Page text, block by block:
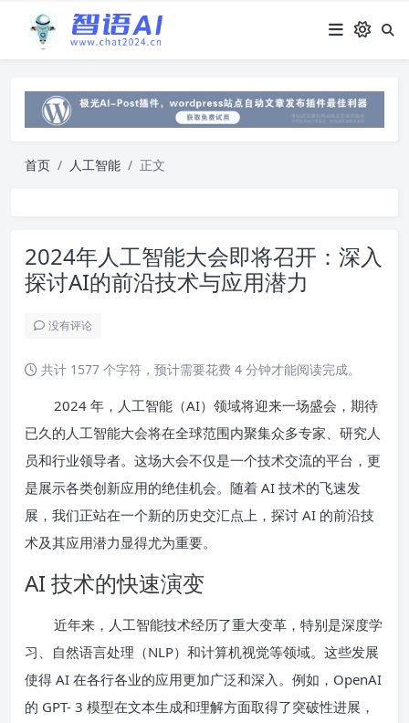
首页 人工智能 正文
2024年人工智能大会即将召开：深入
探讨AI的前沿技术与应用潜力
没有评论
共计 1577 个字符，预计需要花费 4 分钟才能阅读完成。
2024 年，人工智能（AI）领域将迎来一场盛会，期待
已久的人工智能大会将在全球范围内聚集众多专家、研究人
员和行业领导者。这场大会不仅是一个技术交流的平台，更
是展示各类创新应用的绝佳机会。随着 AI 技术的飞速发
展，我们正站在一个新的历史交汇点上，探讨 AI 的前沿技
术及其应用潜力显得尤为重要。
AI 技术的快速演变
近年来，人工智能技术经历了重大变革，特别是深度学
习、自然语言处理（NLP）和计算机视觉等领域。这些发展
使得 AI 在各行各业的应用更加广泛和深入。例如，OpenAI
的 GPT- 3 模型在文本生成和理解方面取得了突破性进展，